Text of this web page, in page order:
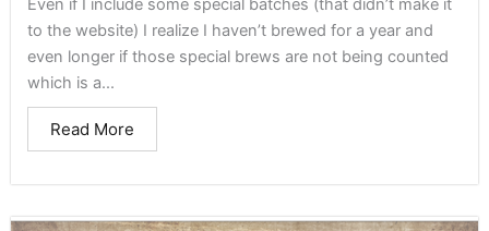
Even if I include some special batches (that didn’t make it
to the website) I realize I haven’t brewed for a year and
even longer if those special brews are not being counted
which is a...
Read More